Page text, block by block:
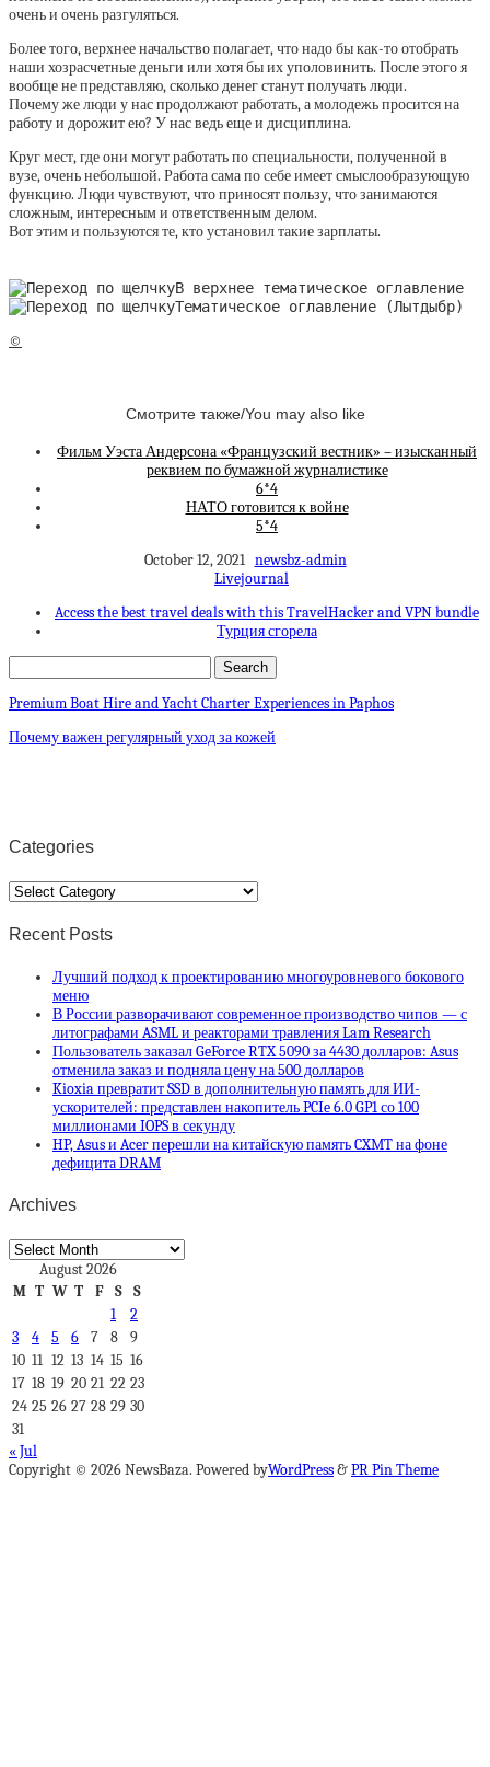
очень и очень разгуляться.
Более того, верхнее начальство полагает, что надо бы как-то отобрать
наши хозрасчетные деньги или хотя бы их уполовинить. После этого я
вообще не представляю, сколько денег станут получать люди.
Почему же люди у нас продолжают работать, а молодежь просится на
работу и дорожит ею? У нас ведь еще и дисциплина.
Круг мест, где они могут работать по специальности, полученной в
вузе, очень небольшой. Работа сама по себе имеет смыслообразующую
функцию. Люди чувствуют, что приносят пользу, что занимаются
сложным, интересным и ответственным делом.
Вот этим и пользуются те, кто установил такие зарплаты.
В верхнее тематическое оглавление
Тематическое оглавление (Лытдыбр)
©
Смотрите также/You may also like
Фильм Уэста Андерсона «Французский вестник» – изысканный
реквием по бумажной журналистике
6*4
НАТО готовится к войне
5*4
October 12, 2021 newsbz-admin
Livejournal
Access the best travel deals with this TravelHacker and VPN bundle
Турция сгорела
Premium Boat Hire and Yacht Charter Experiences in Paphos
Почему важен регулярный уход за кожей
Categories
Categories
Recent Posts
Лучший подход к проектированию многоуровневого бокового
меню
В России разворачивают современное производство чипов — с
литографами ASML и реакторами травления Lam Research
Пользователь заказал GeForce RTX 5090 за 4430 долларов: Asus
отменила заказ и подняла цену на 500 долларов
Kioxia превратит SSD в дополнительную память для ИИ-
ускорителей: представлен накопитель PCIe 6.0 GP1 со 100
миллионами IOPS в секунду
HP, Asus и Acer перешли на китайскую память CXMT на фоне
дефицита DRAM
Archives
Archives
August 2026
M T W T F S
S
1
2
3
4 5 6 7 8
9
10 11 12 13 14 15 16
17 18 19 20 21 22 23
24 25 26 27 28 29 30
31
« Jul
Copyright © 2026 NewsBaza. Powered byWordPress&PR Pin Theme